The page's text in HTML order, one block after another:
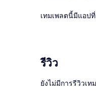
เทมเพลตนี้มีแอป
รีวิว
ยังไม่มีการรีวิวเท